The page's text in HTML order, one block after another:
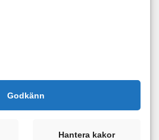
långsiktigt – Välj All Inclusive paketet!
Godkänn
Hantera kakor